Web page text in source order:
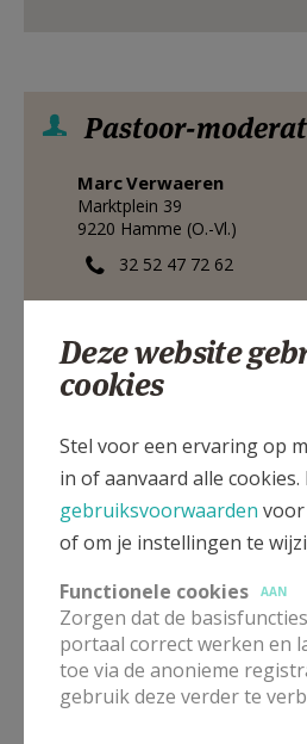
Pastoor-
MarcVerwaeren
Marktplein 39
9220 Hamme (O.-Vl.)
32 52 47 72 62
Stuur een mailtje
Google Maps
Permanent
LudwigVan De Voorde
Lange Veldstraat 30
Waasmunster
32 9 342 81 15
Stuur een mailtje
Google Maps
Deze website
cookies
Stel voor een ervaring op
in of aanvaard alle
gebruiksvoorwaarden
of om je instellingen te
Functionele cookies
AAN
Zorgen dat de
portaal correct werken en
toe via de anonieme
gebruik deze verder te